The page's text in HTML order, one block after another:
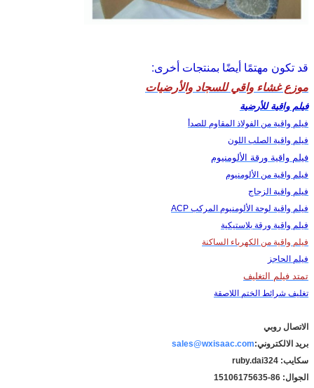
قد تكون مهتمًا أيضًا بمنتجات أخرى:
موزع غشاء واقي للسجاد والأرضيات
فيلم واقية للأرضية
فيلم واقية من الفولاذ المقاوم للصدأ
فيلم واقية الصلب اللون
فيلم واقية ورقة الألومنيوم
فيلم واقية من الألومنيوم
فيلم واقية الزجاج
فيلم واقية لوحة الألومنيوم المركب ACP
فيلم واقية ورقة بلاستيكية
فيلم واقية من الكهرباء الساكنة
فيلم الحاجز
تمتد فيلم التغليف
تغليف شرائط الختم اللاصقة
الاتصال روبي
بريد الالكتروني:sales@wxisaac.com
سكايب: ruby.dai324
الجوال: 86-15106175635